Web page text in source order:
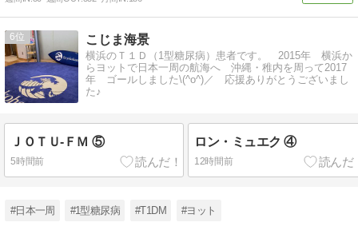
6 こじま海景
横浜のＴ１Ｄ（1型糖尿病）患者です。 2015年 横浜か
らヨットで日本一周の航海へ 沖縄・稚内を周って2017
年 ゴールしました\(^o^)／ 応援ありがとうございまし
た♪
ＪＯＴＵ-ＦＭ ⑤
5時間前
ロン・ミュエク ④
12時間前
#日本一周 #1型糖尿病 #T1DM #ヨット